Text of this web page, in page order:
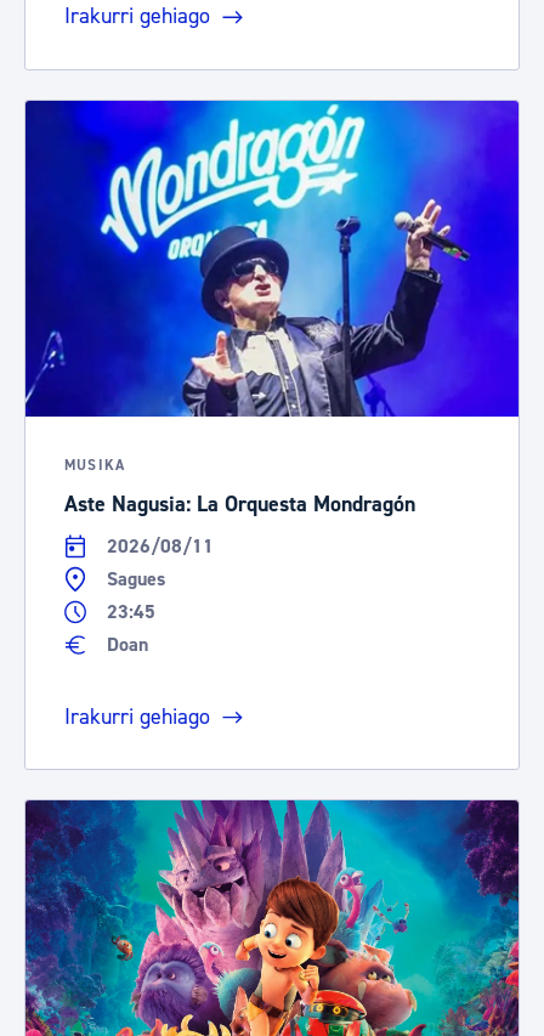
Irakurri gehiago
MUSIKA
Aste Nagusia: La Orquesta Mondragón
2026/08/11
Sagues
23:45
Doan
Irakurri gehiago